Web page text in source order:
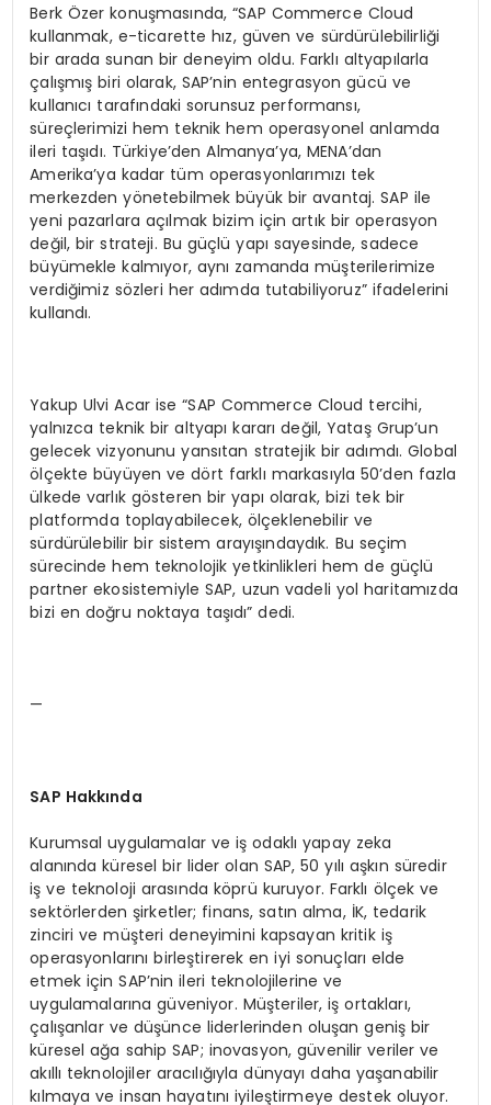
Berk Özer konuşmasında, “SAP Commerce Cloud
kullanmak, e-ticarette hız, güven ve sürdürülebilirliği
bir arada sunan bir deneyim oldu. Farklı altyapılarla
çalışmış biri olarak, SAP’nin entegrasyon gücü ve
kullanıcı tarafındaki sorunsuz performansı,
süreçlerimizi hem teknik hem operasyonel anlamda
ileri taşıdı. Türkiye’den Almanya’ya, MENA’dan
Amerika’ya kadar tüm operasyonlarımızı tek
merkezden yönetebilmek büyük bir avantaj. SAP ile
yeni pazarlara açılmak bizim için artık bir operasyon
değil, bir strateji. Bu güçlü yapı sayesinde, sadece
büyümekle kalmıyor, aynı zamanda müşterilerimize
verdiğimiz sözleri her adımda tutabiliyoruz” ifadelerini
kullandı.
Yakup Ulvi Acar ise “SAP Commerce Cloud tercihi,
yalnızca teknik bir altyapı kararı değil, Yataş Grup’un
gelecek vizyonunu yansıtan stratejik bir adımdı. Global
ölçekte büyüyen ve dört farklı markasıyla 50’den fazla
ülkede varlık gösteren bir yapı olarak, bizi tek bir
platformda toplayabilecek, ölçeklenebilir ve
sürdürülebilir bir sistem arayışındaydık. Bu seçim
sürecinde hem teknolojik yetkinlikleri hem de güçlü
partner ekosistemiyle SAP, uzun vadeli yol haritamızda
bizi en doğru noktaya taşıdı” dedi.
—
SAP Hakkında
Kurumsal uygulamalar ve iş odaklı yapay zeka
alanında küresel bir lider olan SAP, 50 yılı aşkın süredir
iş ve teknoloji arasında köprü kuruyor. Farklı ölçek ve
sektörlerden şirketler; finans, satın alma, İK, tedarik
zinciri ve müşteri deneyimini kapsayan kritik iş
operasyonlarını birleştirerek en iyi sonuçları elde
etmek için SAP’nin ileri teknolojilerine ve
uygulamalarına güveniyor. Müşteriler, iş ortakları,
çalışanlar ve düşünce liderlerinden oluşan geniş bir
küresel ağa sahip SAP; inovasyon, güvenilir veriler ve
akıllı teknolojiler aracılığıyla dünyayı daha yaşanabilir
kılmaya ve insan hayatını iyileştirmeye destek oluyor.